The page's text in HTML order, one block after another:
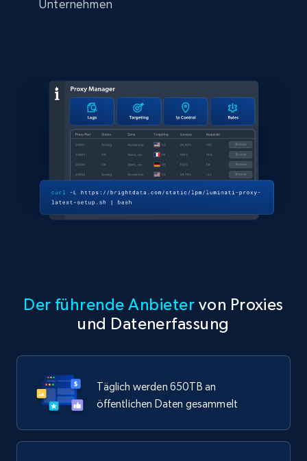
Unternehmen
Der führende Anbieter von Proxies
und Datenerfassung
Täglich werden 650TB an
öffentlichen Daten gesammelt